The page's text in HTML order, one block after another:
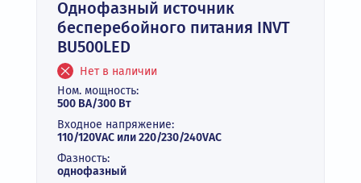
Однофазный источник
бесперебойного питания INVT
BU500LED
Нет в наличии
Ном. мощность:
500 ВА/300 Вт
Входное напряжение:
110/120VAC или 220/230/240VAC
Фазность:
однофазный